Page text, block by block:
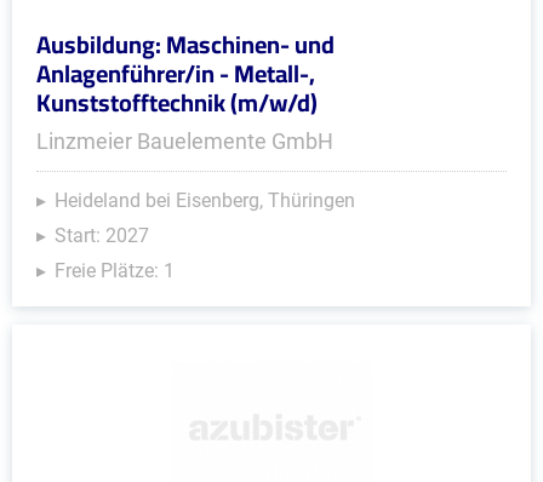
Ausbildung: Maschinen- und
Anlagenführer/in - Metall-,
Kunststofftechnik (m/w/d)
Linzmeier Bauelemente GmbH
Heideland bei Eisenberg, Thüringen
Start: 2027
Freie Plätze: 1